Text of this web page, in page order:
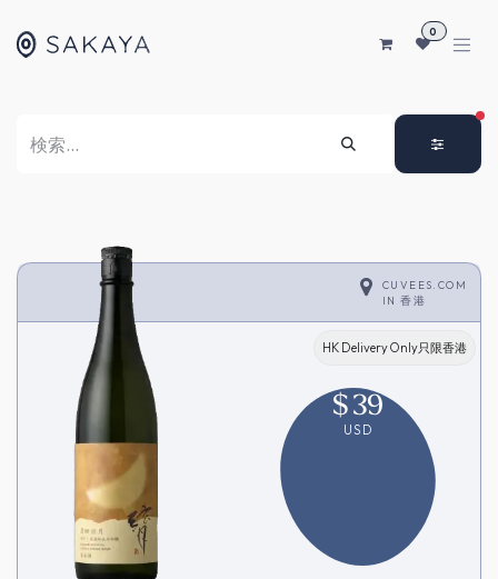
0
CUVEES.COM
IN香港
HK Delivery Only只限香港
$39
USD